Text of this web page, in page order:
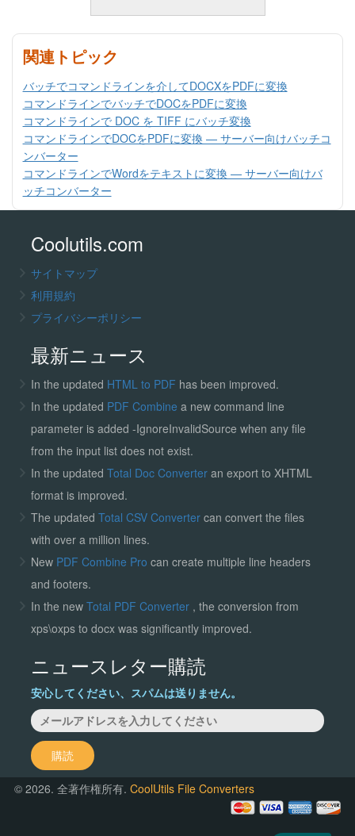
関連トピック
バッチでコマンドラインを介してDOCXをPDFに変換
コマンドラインでバッチでDOCをPDFに変換
コマンドラインで DOC を TIFF にバッチ変換
コマンドラインでDOCをPDFに変換 — サーバー向けバッチコ
ンバーター
コマンドラインでWordをテキストに変換 — サーバー向けバ
ッチコンバーター
Coolutils.com
サイトマップ
利用規約
プライバシーポリシー
最新ニュース
In the updated HTML to PDF has been improved.
In the updated PDF Combine a new command line
parameter is added -IgnoreInvalidSource when any file
from the input list does not exist.
In the updated Total Doc Converter an export to XHTML
format is improved.
The updated Total CSV Convertercan convert the files
with over a million lines.
New PDF Combine Pro can create multiple line headers
and footers.
In the new Total PDF Converter , the conversion from
xps\oxps to docx was significantly improved.
ニュースレター購読
安心してください、スパムは送りません。
購読
© 2026. 全著作権所有.CoolUtils File Converters